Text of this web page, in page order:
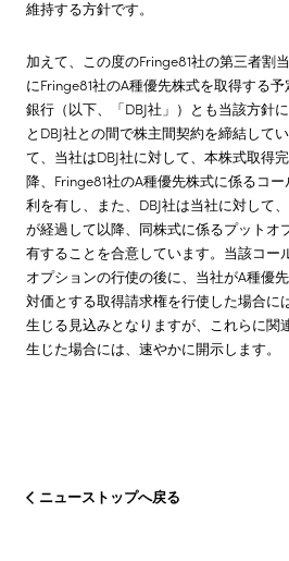
維持する方針です。
加えて、この度のFringe81社の第三者割
にFringe81社のA種優先株式を取得する
銀行（以下、「DBJ社」）とも当該方針
とDBJ社との間で株主間契約を締結して
て、当社はDBJ社に対して、本株式取得
降、Fringe81社のA種優先株式に係るコ
利を有し、また、DBJ社は当社に対して
が経過して以降、同株式に係るプットオ
有することを合意しています。当該コー
オプションの行使の後に、当社がA種優
対価とする取得請求権を行使した場合に
生じる見込みとなりますが、これらに関
生じた場合には、速やかに開示します。
ニューストップへ戻る